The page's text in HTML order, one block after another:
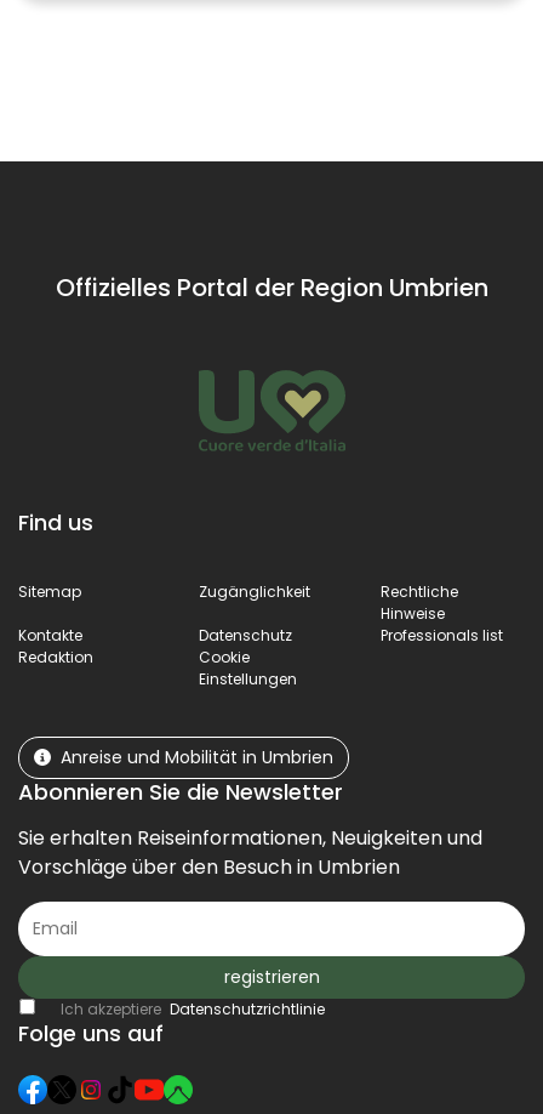
Offizielles Portal der Region Umbrien
Find us
Sitemap Zugänglichkeit
Rechtliche
Hinweise
Kontakte
Datenschutz
Professionals list
Redaktion
Cookie
Einstellungen
Anreise und Mobilität in Umbrien
Abonnieren Sie die Newsletter
Sie erhalten Reiseinformationen, Neuigkeiten und
Vorschläge über den Besuch in Umbrien
registrieren
Ich akzeptiere Datenschutzrichtlinie
Folge uns auf